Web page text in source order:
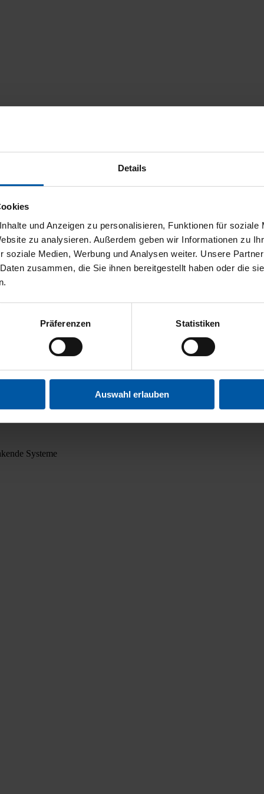
Details
und Anzeigen zu personalisieren, Funktionen für soziale
zu analysieren. Außerdem geben wir Informationen zu
soziale Medien, Werbung und Analysen weiter. Unsere
zusammen, die Sie ihnen bereitgestellt haben oder die
Präferenzen Statistiken
Auswahl erlauben
Sys­te­me